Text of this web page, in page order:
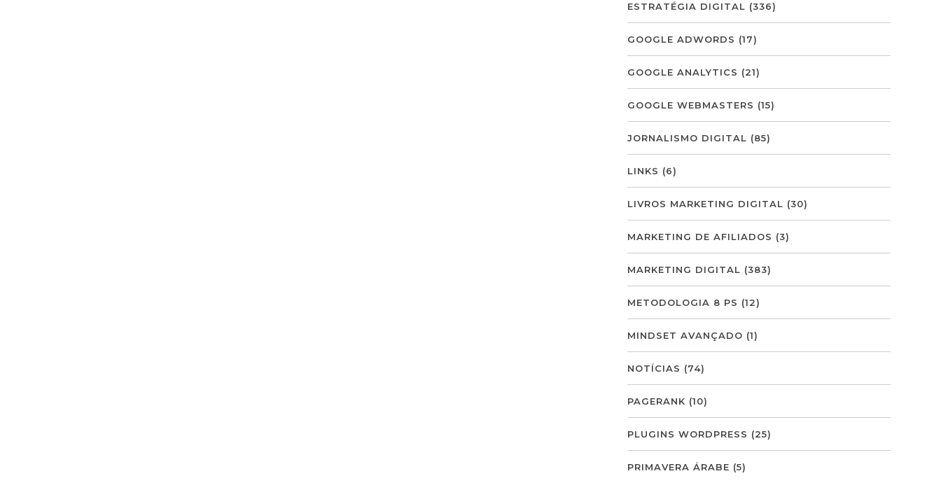
ESTRATÉGIA DIGITAL (336)
GOOGLE ADWORDS (17)
GOOGLE ANALYTICS (21)
GOOGLE WEBMASTERS (15)
JORNALISMO DIGITAL (85)
LINKS (6)
LIVROS MARKETING DIGITAL (30)
MARKETING DE AFILIADOS (3)
MARKETING DIGITAL (383)
METODOLOGIA 8 PS (12)
MINDSET AVANÇADO (1)
NOTÍCIAS (74)
PAGERANK (10)
PLUGINS WORDPRESS (25)
PRIMAVERA ÁRABE (5)